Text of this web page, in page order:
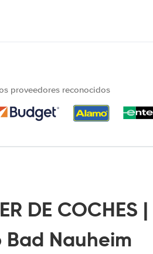
proveedores reconocidos
DE COCHES
Nauheim